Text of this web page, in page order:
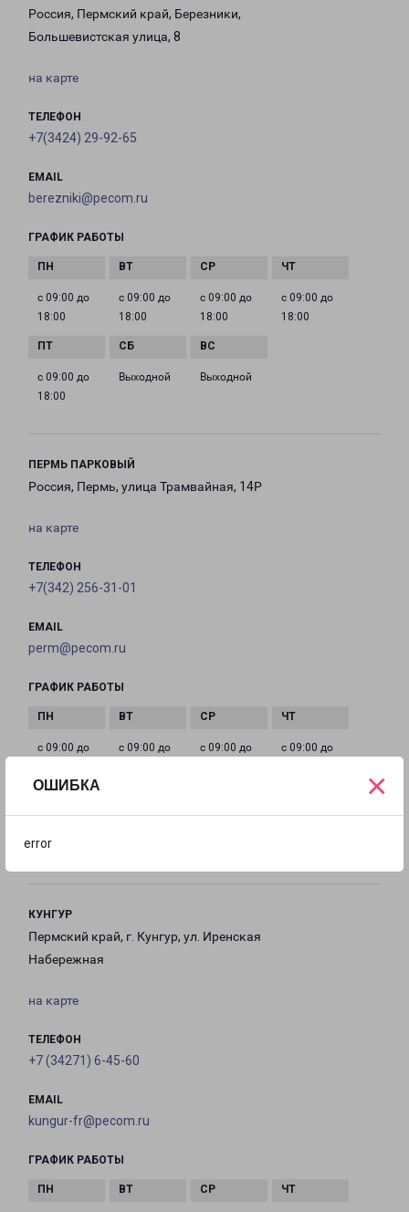
ОШИБКА
error
×
Россия, Пермский край, Березники,
Большевистская улица, 8
на карте
ТЕЛЕФОН
+7(3424) 29-92-65
EMAIL
berezniki@pecom.ru
ГРАФИК РАБОТЫ
с 09:00 до
18:00
с 09:00 до
18:00
с 09:00 до
18:00
с 09:00 до
18:00
с 09:00 до
18:00
Выходной Выходной
ПЕРМЬ ПАРКОВЫЙ
Россия, Пермь, улица Трамвайная, 14Р
на карте
ТЕЛЕФОН
+7(342) 256-31-01
EMAIL
perm@pecom.ru
ГРАФИК РАБОТЫ
с 09:00 до
с 09:00 до
с 09:00 до
с 09:00 до
18:00
КУНГУР
Пермский край, г. Кунгур, ул. Иренская
Набережная
на карте
ТЕЛЕФОН
+7 (34271) 6-45-60
EMAIL
kungur-fr@pecom.ru
ГРАФИК РАБОТЫ